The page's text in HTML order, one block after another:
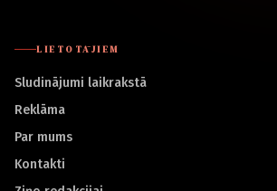
LIETOTĀJIEM
Sludinājumi laikrakstā
Reklāma
Par mums
Kontakti